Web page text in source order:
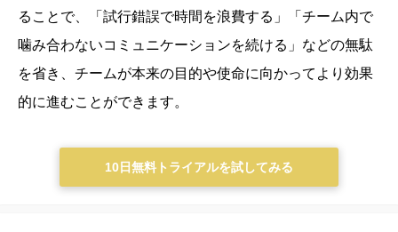
ることで、「試行錯誤で時間を浪費する」「チーム内で
噛み合わないコミュニケーションを続ける」などの無駄
を省き、チームが本来の目的や使命に向かってより効果
的に進むことができます。
10日無料トライアルを試してみる